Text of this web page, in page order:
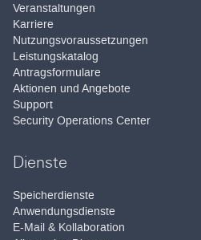
Veranstaltungen
Karriere
Nutzungsvoraussetzungen
Leistungskatalog
Antragsformulare
Aktionen und Angebote
Support
Security Operations Center
Dienste
Speicherdienste
Anwendungsdienste
E-Mail & Kollaboration